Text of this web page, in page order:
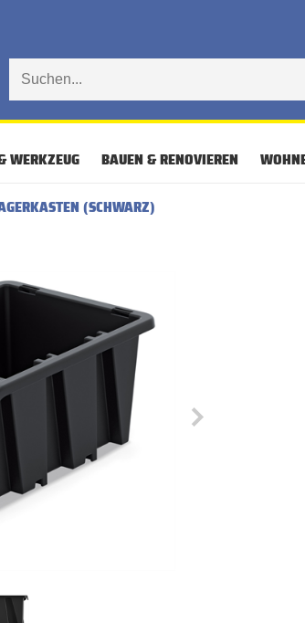
WERKZEUG BAUEN & RENOVIEREN
(SCHWARZ)